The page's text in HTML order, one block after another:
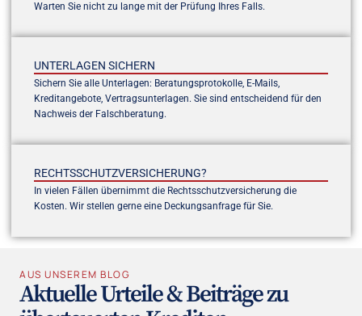
Warten Sie nicht zu lange mit der Prüfung Ihres Falls.
UNTERLAGEN SICHERN
Sichern Sie alle Unterlagen: Beratungsprotokolle, E-Mails,
Kreditangebote, Vertragsunterlagen. Sie sind entscheidend für den
Nachweis der Falschberatung.
RECHTSSCHUTZVERSICHERUNG?
In vielen Fällen übernimmt die Rechtsschutzversicherung die
Kosten. Wir stellen gerne eine Deckungsanfrage für Sie.
AUS UNSEREM BLOG
Aktuelle Urteile & Beiträge zu